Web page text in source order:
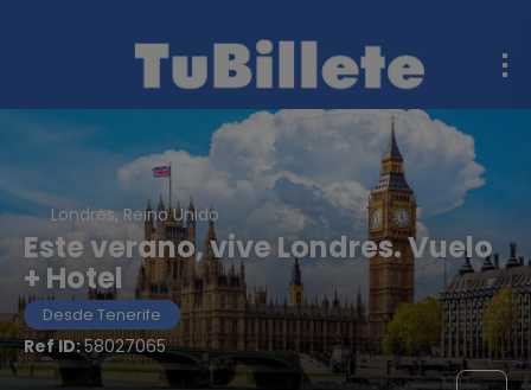
Londres, Reino Unido
Este verano, vive Londres. Vuelo
+ Hotel
Desde Tenerife
Ref ID:58027065